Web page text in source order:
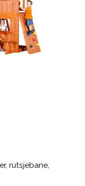
rutsjebane,